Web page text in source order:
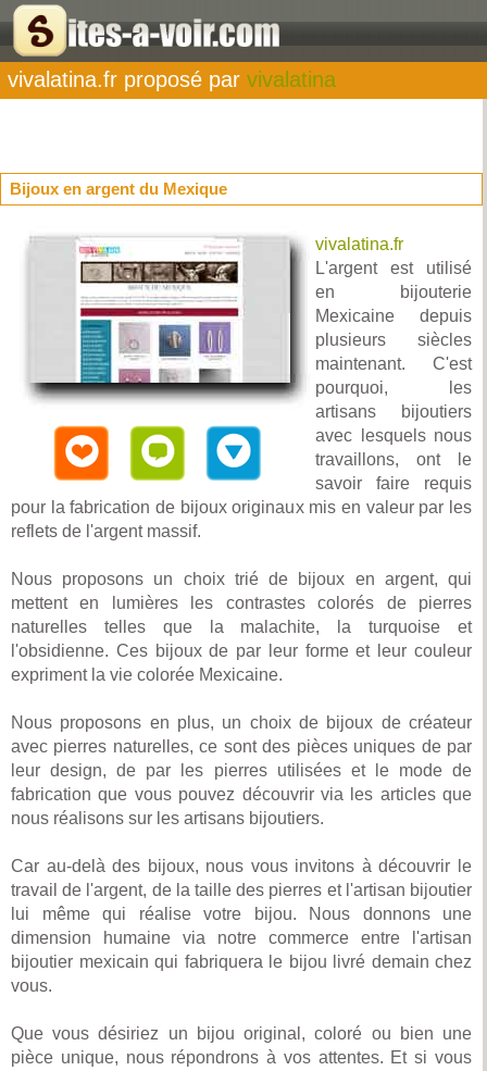
vivalatina.fr proposé par vivalatina
Bijoux en argent du Mexique
vivalatina.fr
L'argent est utilisé
en bijouterie
Mexicaine depuis
plusieurs siècles
maintenant. C'est
pourquoi, les
artisans bijoutiers
avec lesquels nous
travaillons, ont le
savoir faire requis
pour la fabrication de bijoux originaux mis en valeur par les
reflets de l'argent massif.
Nous proposons un choix trié de bijoux en argent, qui
mettent en lumières les contrastes colorés de pierres
naturelles telles que la malachite, la turquoise et
l'obsidienne. Ces bijoux de par leur forme et leur couleur
expriment la vie colorée Mexicaine.
Nous proposons en plus, un choix de bijoux de créateur
avec pierres naturelles, ce sont des pièces uniques de par
leur design, de par les pierres utilisées et le mode de
fabrication que vous pouvez découvrir via les articles que
nous réalisons sur les artisans bijoutiers.
Car au-delà des bijoux, nous vous invitons à découvrir le
travail de l'argent, de la taille des pierres et l'artisan bijoutier
lui même qui réalise votre bijou. Nous donnons une
dimension humaine via notre commerce entre l'artisan
bijoutier mexicain qui fabriquera le bijou livré demain chez
vous.
Que vous désiriez un bijou original, coloré ou bien une
pièce unique, nous répondrons à vos attentes. Et si vous